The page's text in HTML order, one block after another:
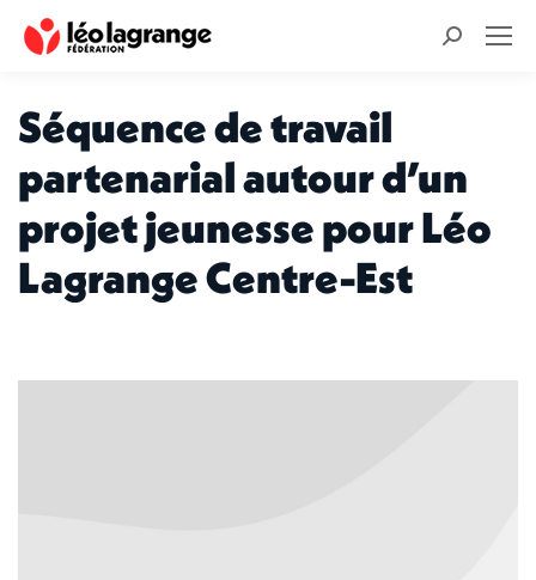
Recherche
Séquence de travail
partenarial autour d’un
projet jeunesse pour Léo
Lagrange Centre-Est